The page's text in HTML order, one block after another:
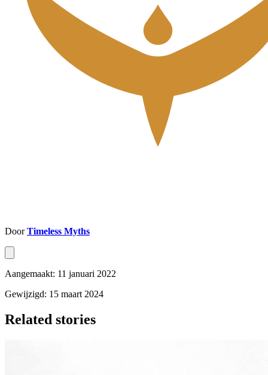
DoorTimeless Myths
Aangemaakt: 11 januari 2022
Gewijzigd: 15 maart 2024
Related stories